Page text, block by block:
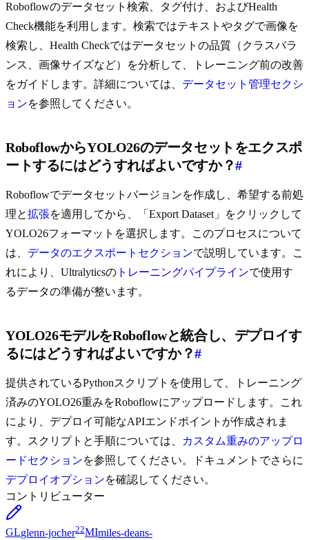
Roboflowのデータセット検索、タグ付け、およびHealth
Check機能を利用します。検索ではテキストやタグで画像を
検索し、Health Checkではデータセットの品質（クラスバラ
ンス、画像サイズなど）を分析して、トレーニング前の改善
をガイドします。詳細については、 データセット管理セクシ
ョンを参照してください。
RoboflowからYOLO26のデータセットをエクスポ
ートするにはどうすればよいですか？#
Roboflowでデータセットバージョンを作成し、希望する前処
理と拡張を適用してから、「Export Dataset」をクリックして
YOLO26フォーマットを選択します。このプロセスについて
は、 データのエクスポートセクションで説明しています。こ
れにより、Ultralyticsの トレーニングパイプラインで使用す
るデータの準備が整います。
YOLO26モデルをRoboflowと統合し、デプロイす
るにはどうすればよいですか？#
提供されているPythonスクリプトを使用して、トレーニング
済みのYOLO26重みをRoboflowにアップロードします。これ
により、デプロイ可能なAPIエンドポイントが作成されま
す。スクリプトと手順については、
カスタム重みのアップロ
ードセクションを参照してください。ドキュメントでさらに
デプロイオプションを確認してください。
コントリビューター
GLglenn-jocher22MImiles-deans-